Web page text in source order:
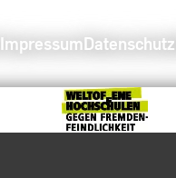
ImpressumDatenschutz